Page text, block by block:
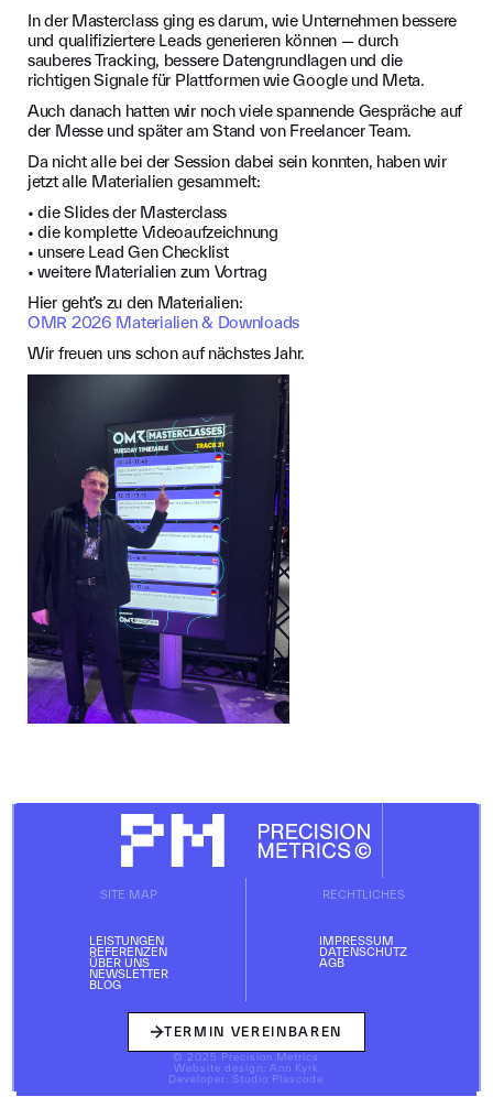
In der Masterclass ging es darum, wie Unternehmen bessere
und qualifiziertere Leads generieren können — durch
sauberes Tracking, bessere Datengrundlagen und die
richtigen Signale für Plattformen wie Google und Meta.
Auch danach hatten wir noch viele spannende Gespräche auf
der Messe und später am Stand von Freelancer Team.
Da nicht alle bei der Session dabei sein konnten, haben wir
jetzt alle Materialien gesammelt:
• die Slides der Masterclass
• die komplette Videoaufzeichnung
• unsere Lead Gen Checklist
• weitere Materialien zum Vortrag
Hier geht’s zu den Materialien:
OMR 2026 Materialien & Downloads
Wir freuen uns schon auf nächstes Jahr.
SITE MAP
LEISTUNGEN
REFERENZEN
ÜBER UNS
NEWSLETTER
BLOG
RECHTLICHES
IMPRESSUM
DATENSCHUTZ
AGB
TERMIN VEREINBAREN
© 2025 Precision Metrics
Website design: Ann Kyrk
Developer: Studio Plascode